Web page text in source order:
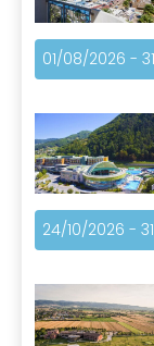
01/08/2026 -
24/10/2026 -